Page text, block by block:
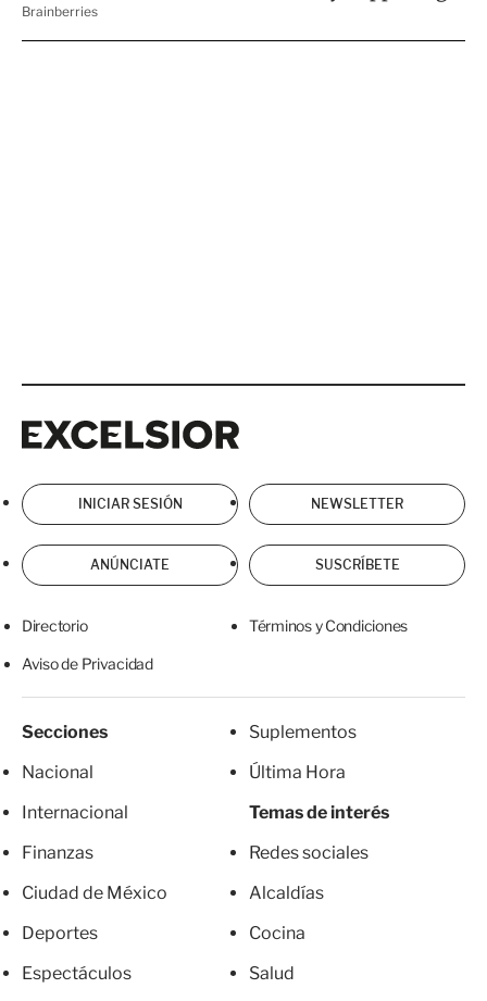
INICIAR SESIÓN NEWSLETTER
ANÚNCIATE SUSCRÍBETE
Directorio Términos y Condiciones
Aviso de Privacidad
Secciones
Nacional
Internacional
Finanzas
Ciudad de México
Deportes
Espectáculos
Suplementos
Última Hora
Temas de interés
Redes sociales
Alcaldías
Cocina
Salud